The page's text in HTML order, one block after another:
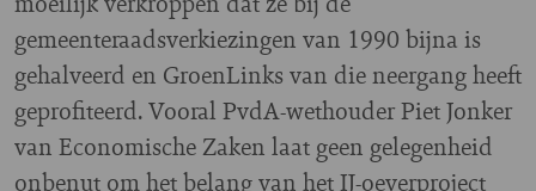
gemeenteraadsverkiezingen van 1990 bijna is
gehalveerd en GroenLinks van die neergang heeft
geprofiteerd. Vooral PvdA-wethouder Piet Jonker
van Economische Zaken laat geen gelegenheid
onbenut om het belang van het IJ-oeverproject